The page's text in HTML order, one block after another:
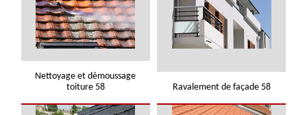
Nettoyage et démoussage
toiture 58
Ravalement de façade 58